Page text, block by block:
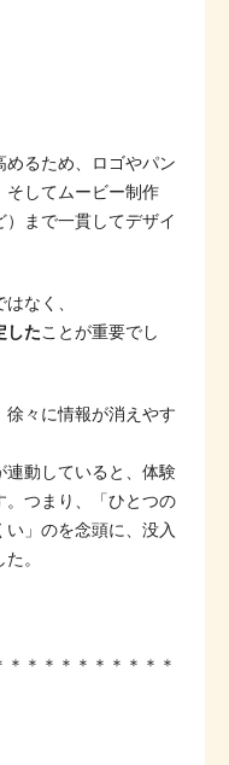
るため、ロゴやパン
そしてムービー制作
）まで一貫してデザイ
なく、
したことが重要でし
々に情報が消えやす
連動していると、体験
。つまり、「ひとつの
」のを念頭に、没入
。
＊＊＊＊＊＊＊＊＊